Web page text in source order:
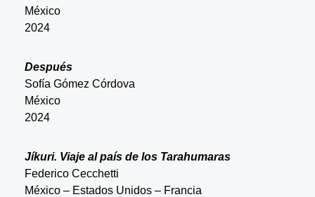
México
2024
Después
Sofía Gómez Córdova
México
2024
Jíkuri. Viaje al país de los Tarahumaras
Federico Cecchetti
México – Estados Unidos – Francia